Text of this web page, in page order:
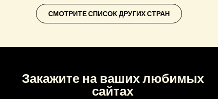
СМОТРИТЕ СПИСОК ДРУГИХ СТРАН
Закажите на ваших любимых
сайтах